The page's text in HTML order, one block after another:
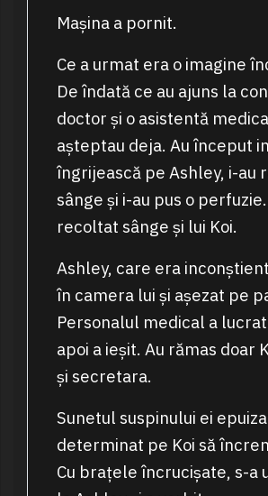
Mașina a pornit.
Ce a urmat era o imagine
De îndată ce au ajuns la
doctor și o asistentă
așteptau deja. Au început
îngrijească pe Ashley, i-au
sânge și i-au pus o
recoltat sânge și lui Koi.
Ashley, care era
în camera lui și așezat pe
Personalul medical a
apoi a ieșit. Au rămas doar
și secretara.
Sunetul suspinului ei
determinat pe Koi să
Cu brațele încrucișate, s-a